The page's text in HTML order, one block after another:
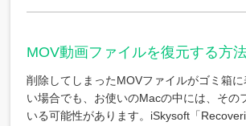
MOV動画ファイルを復元する方
削除してしまったMOVファイルがゴミ箱
い場合でも、お使いのMacの中には、その
いる可能性があります。iSkysoft「